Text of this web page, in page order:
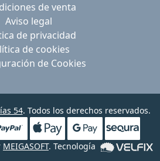
de venta
Aviso legal
de privacidad
de cookies
de Cookies
54. Todos los derechos reservados.
MEIGASOFT. Tecnología